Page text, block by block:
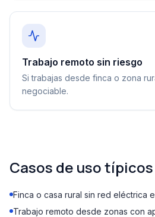
Trabajo remoto sin riesgo
Si trabajas desde finca o zona
negociable.
Casos de uso típicos
Finca o casa rural sin red eléctrica
Trabajo remoto desde zonas con